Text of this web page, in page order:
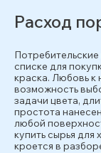
Расход
списке для
краска. Любовь к
возможность
задачи цвета,
простота
любой
купить сырья
кроется в